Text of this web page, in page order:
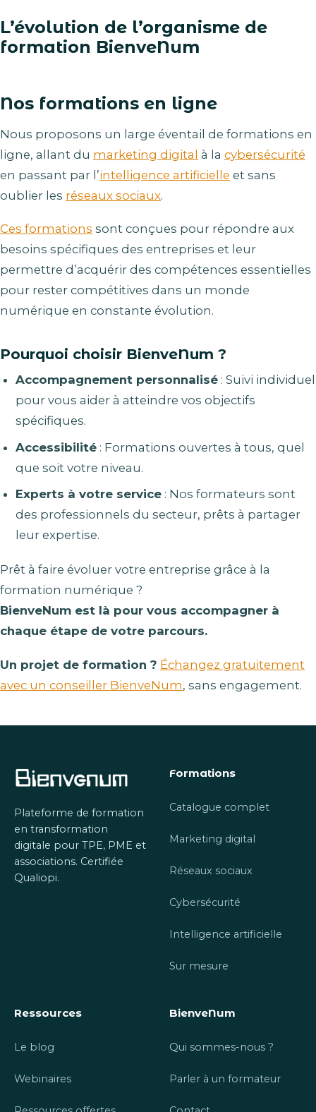
L’évolution de l’organisme de
formation BienveNum
Nos formations en ligne
Nous proposons un large éventail de formations en
ligne, allant du marketing digital à la cybersécurité
en passant par l’intelligence artificielle et sans
oublier les réseaux sociaux.
Ces formations sont conçues pour répondre aux
besoins spécifiques des entreprises et leur
permettre d’acquérir des compétences essentielles
pour rester compétitives dans un monde
numérique en constante évolution.
Pourquoi choisir BienveNum ?
Accompagnement personnalisé: Suivi individuel
pour vous aider à atteindre vos objectifs
spécifiques.
Accessibilité: Formations ouvertes à tous, quel
que soit votre niveau.
Experts à votre service: Nos formateurs sont
des professionnels du secteur, prêts à partager
leur expertise.
Prêt à faire évoluer votre entreprise grâce à la
formation numérique ?
BienveNum est là pour vous accompagner à
chaque étape de votre parcours.
Un projet de formation ? Échangez gratuitement
avec un conseiller BienveNum, sans engagement.
Plateforme de formation
en transformation
digitale pour TPE, PME et
associations. Certifiée
Qualiopi.
Formations
Catalogue complet
Marketing digital
Réseaux sociaux
Cybersécurité
Intelligence artificielle
Sur mesure
Ressources
Le blog
Webinaires
BienveNum
Qui sommes-nous ?
Parler à un formateur